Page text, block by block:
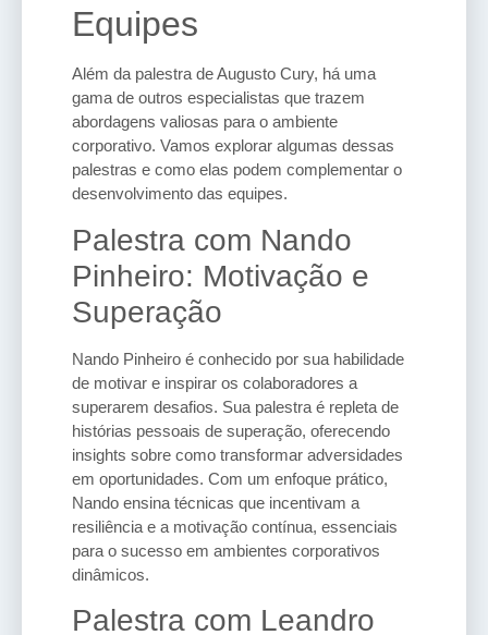
Equipes
Além da palestra de Augusto Cury, há uma
gama de outros especialistas que trazem
abordagens valiosas para o ambiente
corporativo. Vamos explorar algumas dessas
palestras e como elas podem complementar o
desenvolvimento das equipes.
Palestra com Nando
Pinheiro: Motivação e
Superação
Nando Pinheiro é conhecido por sua habilidade
de motivar e inspirar os colaboradores a
superarem desafios. Sua palestra é repleta de
histórias pessoais de superação, oferecendo
insights sobre como transformar adversidades
em oportunidades. Com um enfoque prático,
Nando ensina técnicas que incentivam a
resiliência e a motivação contínua, essenciais
para o sucesso em ambientes corporativos
dinâmicos.
Palestra com Leandro